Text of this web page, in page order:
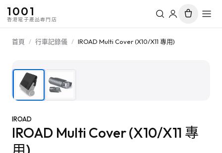
1001
香港電子產品專門店
首頁 / 行車記錄儀 / IROAD Multi Cover (X10/X11 專用)
IROAD
IROAD Multi Cover (X10/X11 專